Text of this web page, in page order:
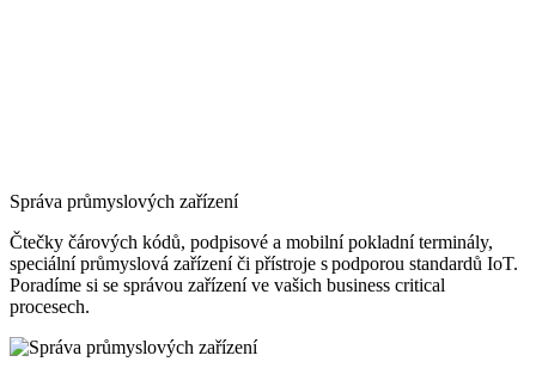
Správa průmyslových zařízení
Čtečky čárových kódů, podpisové a mobilní pokladní terminály,
speciální průmyslová zařízení či přístroje s podporou standardů IoT.
Poradíme si se správou zařízení ve vašich business critical
procesech.